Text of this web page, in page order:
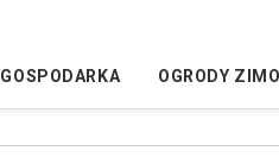
GOSPODARKA OGRODY